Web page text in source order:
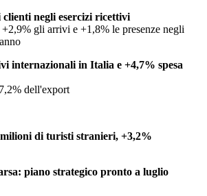
negli esercizi ricettivi
gli arrivi e +1,8% le presenze negli
internazionali in Italia e +4,7% spesa
dell'export
di turisti stranieri, +3,2%
piano strategico pronto a luglio